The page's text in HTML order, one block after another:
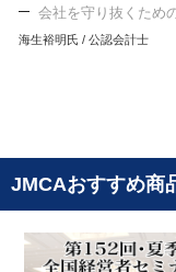
会社を守り抜くため
海生裕明氏 / 公認会計士
JMCAおすすめ商